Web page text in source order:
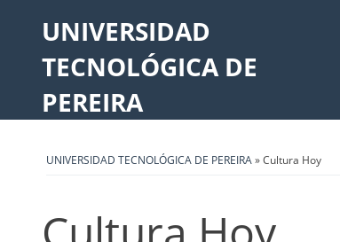
UNIVERSIDAD
TECNOLÓGICA DE
PEREIRA
UNIVERSIDAD TECNOLÓGICA DE PEREIRA» Cultura Hoy